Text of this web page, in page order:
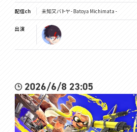
配信ch 未知又バトヤ - Batoya Michimata -
出演
2026/6/8 23:05